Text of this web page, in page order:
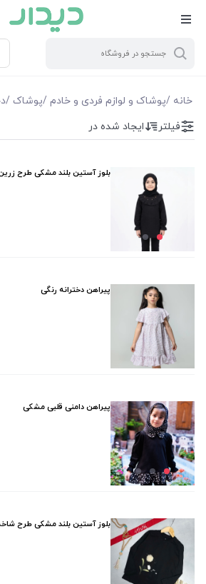
خانه /پوشاک و لوازم فردی و خادم /پوشاک /
فیلتر بر اساس قیمت
فیلترها
موجودی
نمایش همه محصولات
فیلتر ایجاد شده در
بلوز آستین بلند مشکی طرح
پیراهن دخترانه رنگی
پیراهن دامنی قلبی مشکی
بلوز آستین بلند مشکی طرح